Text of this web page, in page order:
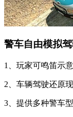
警车自由模拟
1、玩家可鸣笛示
2、车辆驾驶还原
3、提供多种警车